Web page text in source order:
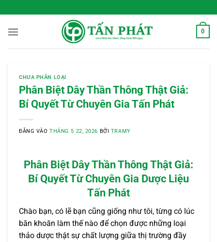
qua
nội
0
CHƯA PHÂN LOẠI
Phân Biệt Dây Thần Thông Thật Giả:
Bí Quyết Từ Chuyên Gia Tấn Phát
ĐĂNG VÀOTHÁNG 5 22, 2026 BỞI TRAMY
Phân Biệt Dây Thần Thông Thật Giả:
Bí Quyết Từ Chuyên Gia Dược Liệu
Tấn Phát
Chào bạn, có lẽ bạn cũng giống như tôi, từng có lúc
băn khoăn làm thế nào để chọn được những loại
thảo dược thật sự chất lượng giữa thị trường đầy